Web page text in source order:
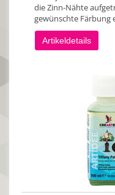
die Zinn-Nähte
gewünschte Färbung
Artikeldetails